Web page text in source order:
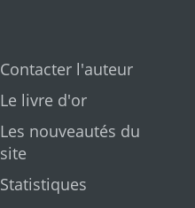
Contacter l'auteur
Le livre d'or
Les nouveautés du
site
Statistiques